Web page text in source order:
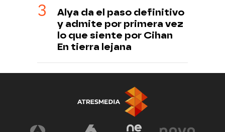
Alya da el paso definitivo
y admite por primera vez
lo que siente por Cihan
En tierra lejana